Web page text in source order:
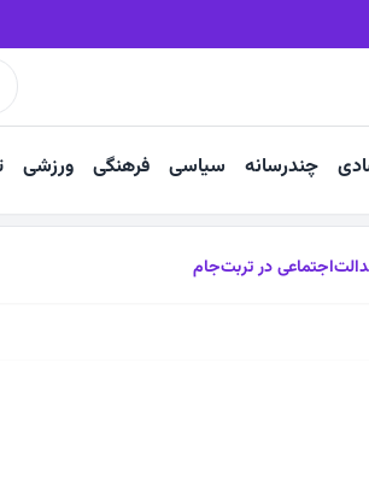
چندرسانه سیاسی فرهنگی ورزشی
در تربت‌جام